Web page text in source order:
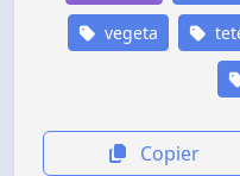
vegeta
Copier